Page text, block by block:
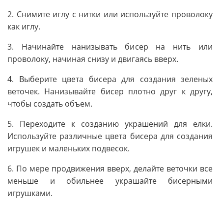
2. Снимите иглу с нитки или используйте проволоку
как иглу.
3. Начинайте нанизывать бисер на нить или
проволоку, начиная снизу и двигаясь вверх.
4. Выберите цвета бисера для создания зеленых
веточек. Нанизывайте бисер плотно друг к другу,
чтобы создать объем.
5. Переходите к созданию украшений для елки.
Используйте различные цвета бисера для создания
игрушек и маленьких подвесок.
6. По мере продвижения вверх, делайте веточки все
меньше и обильнее украшайте бисерными
игрушками.